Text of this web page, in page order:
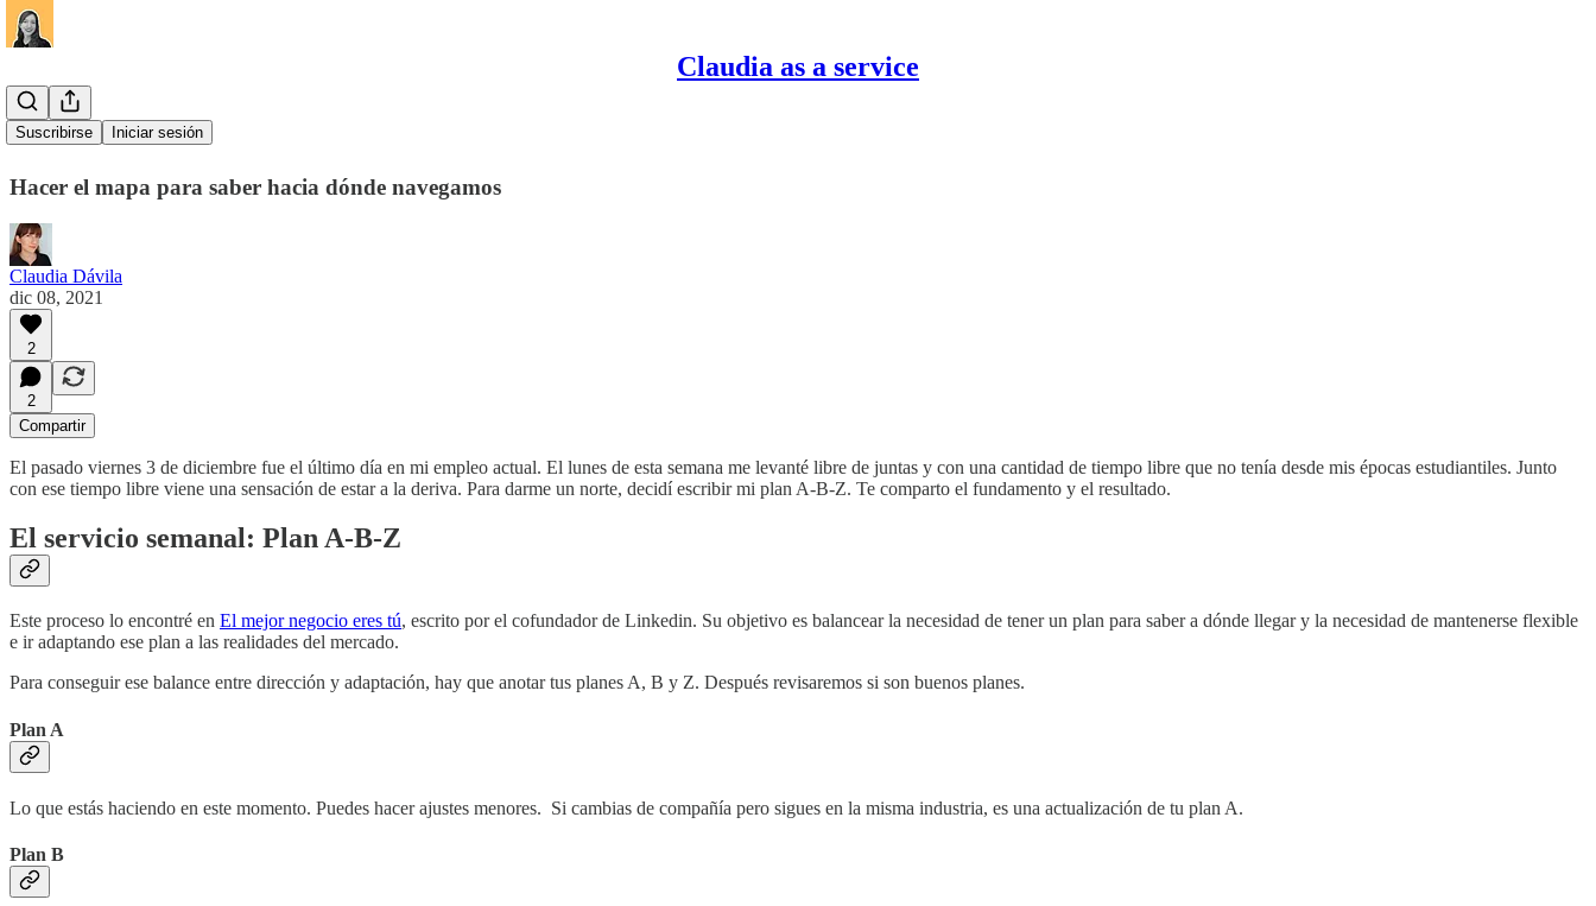
Claudia as a service
Suscribirse Iniciar sesión
Entrada #2
Hacer el mapa para saber hacia dónde navegamos
Claudia Dávila
dic 08, 2021
2
2
Compartir
El pasado viernes 3 de diciembre fue el último día en mi empleo actual. El lunes de esta semana me levanté libre de juntas y con una cantidad de tiempo libre que no tenía desde mis épocas estudiantiles. Junto
con ese tiempo libre viene una sensación de estar a la deriva. Para darme un norte, decidí escribir mi plan A-B-Z. Te comparto el fundamento y el resultado.
El servicio semanal: Plan A-B-Z
Este proceso lo encontré en El mejor negocio eres tú, escrito por el cofundador de Linkedin. Su objetivo es balancear la necesidad de tener un plan para saber a dónde llegar y la necesidad de mantenerse flexible
e ir adaptando ese plan a las realidades del mercado.
Para conseguir ese balance entre dirección y adaptación, hay que anotar tus planes A, B y Z. Después revisaremos si son buenos planes.
Plan A
Lo que estás haciendo en este momento. Puedes hacer ajustes menores. Si cambias de compañía pero sigues en la misma industria, es una actualización de tu plan A.
Plan B